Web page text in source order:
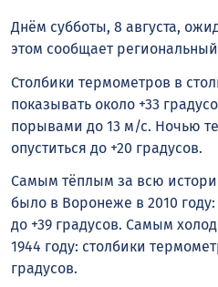
Днём субботы, 8 августа,
этом сообщает
Столбики термометров в
показывать около +33
порывами до 13 м/с. Ночью
опуститься до +20 градусов.
Самым тёплым за всю
было в Воронеже в 2010
до +39 градусов. Самым
1944 году: столбики
градусов.